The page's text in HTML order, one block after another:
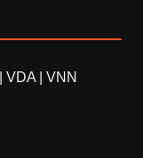
VDA VNN